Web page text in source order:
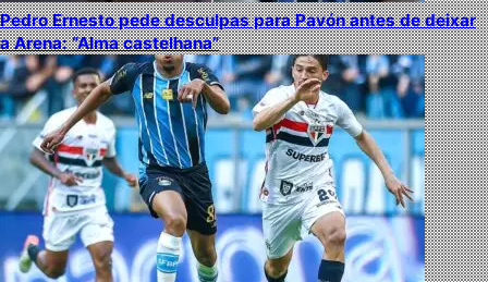
Pedro Ernesto pede desculpas para Pavón antes de deixar
a Arena: “Alma castelhana”